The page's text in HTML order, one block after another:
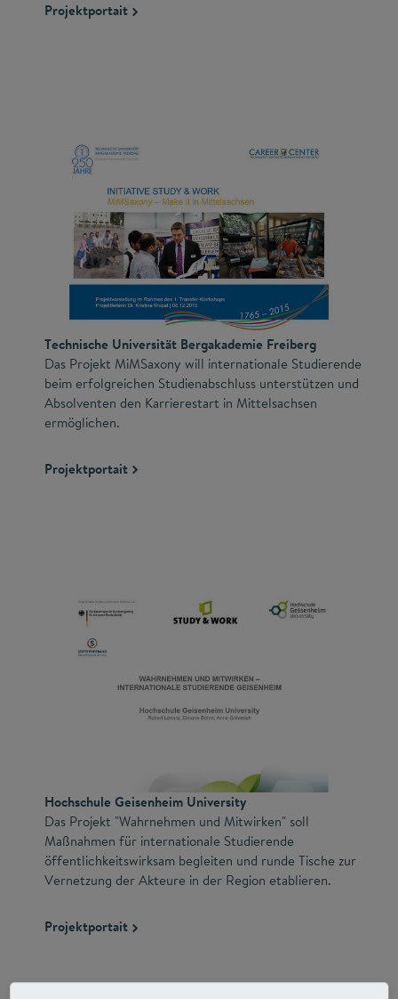
Projektportait
Technische Universität Bergakademie Freiberg
Das Projekt MiMSaxony will internationale Studierende
beim erfolgreichen Studienabschluss unterstützen und
Absolventen den Karrierestart in Mittelsachsen
ermöglichen.
Projektportait
Hochschule Geisenheim University
Das Projekt "Wahrnehmen und Mitwirken" soll
Maßnahmen für internationale Studierende
öffentlichkeitswirksam begleiten und runde Tische zur
Vernetzung der Akteure in der Region etablieren.
Projektportait